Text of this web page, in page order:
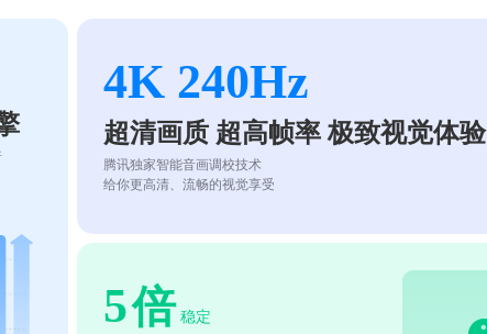
4K 240Hz
超清画质 超高帧率 极致视觉体验
腾讯独家智能音画调校技术
给你更高清、流畅的视觉享受
5倍 稳定